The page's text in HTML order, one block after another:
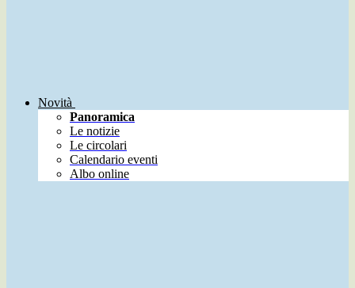
Novità
Panoramica
Le notizie
Le circolari
Calendario eventi
Albo online